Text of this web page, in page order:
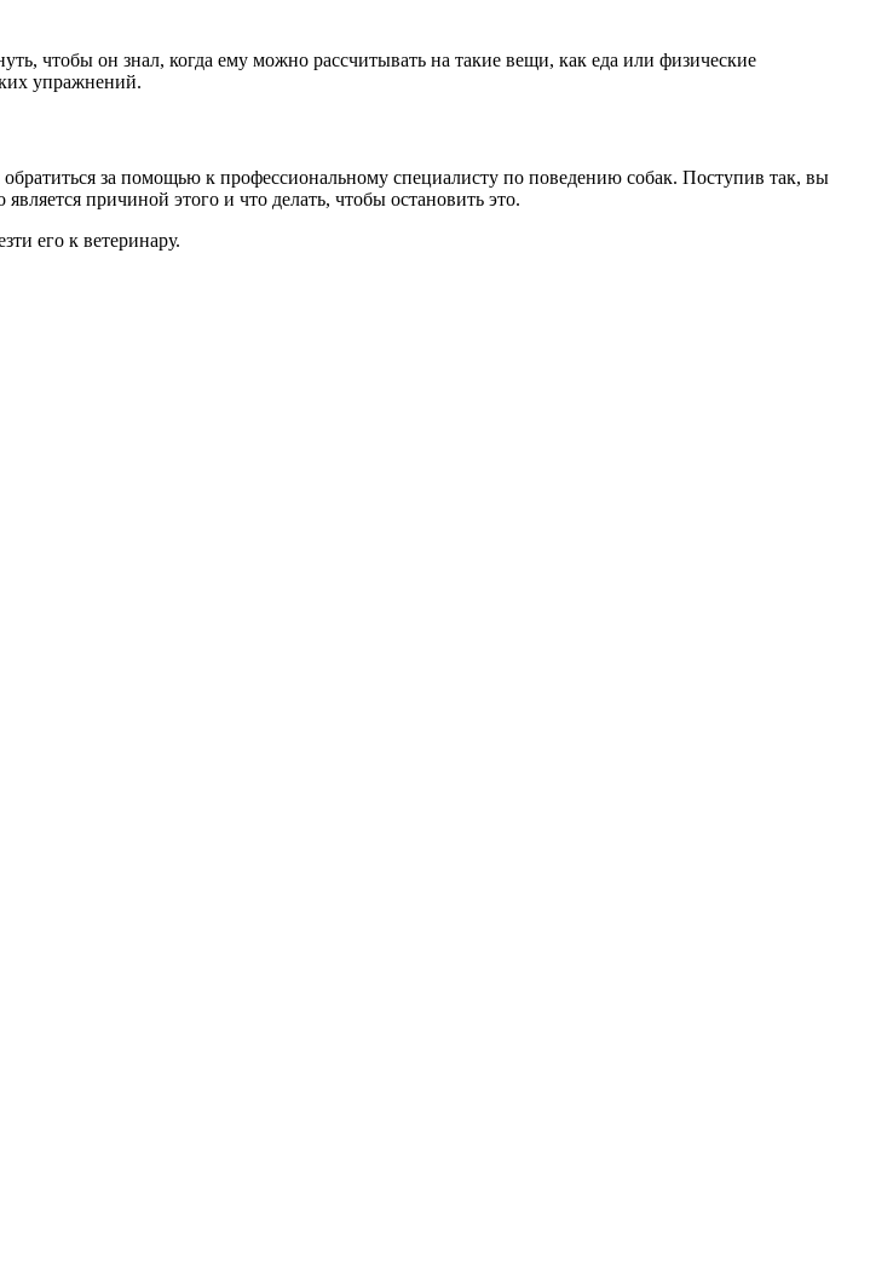
чтобы он знал, когда ему можно рассчитывать на такие вещи, как еда или физические
упражнений.
за помощью к профессиональному специалисту по поведению собак. Поступив так, вы
причиной этого и что делать, чтобы остановить это.
его к ветеринару.